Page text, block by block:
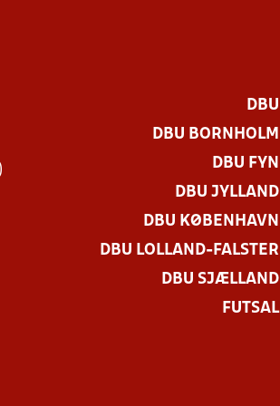
DBU
DBU BORNHOLM
DBU FYN
DBU JYLLAND
DBU KØBENHAVN
DBU LOLLAND-FALSTER
DBU SJÆLLAND
FUTSAL